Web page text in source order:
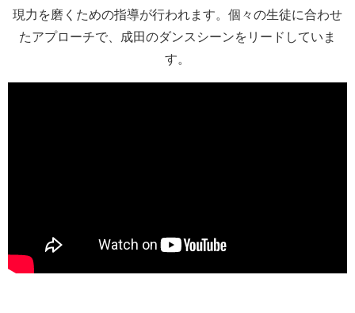
現力を磨くための指導が行われます。個々の生徒に合わせ
たアプローチで、成田のダンスシーンをリードしていま
す。